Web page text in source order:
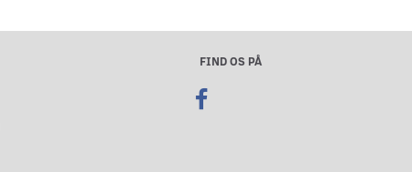
FIND OS PÅ